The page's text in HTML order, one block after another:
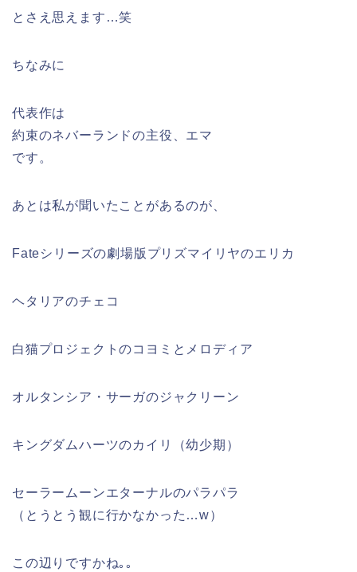
とさえ思えます…笑
ちなみに
代表作は
約束のネバーランドの主役、エマ
です。
あとは私が聞いたことがあるのが、
Fateシリーズの劇場版プリズマイリヤのエリカ
ヘタリアのチェコ
白猫プロジェクトのコヨミとメロディア
オルタンシア・サーガのジャクリーン
キングダムハーツのカイリ（幼少期）
セーラームーンエターナルのパラパラ
（とうとう観に行かなかった…w）
この辺りですかね｡｡